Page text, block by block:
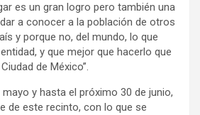
es un gran logro pero también una
a conocer a la población de otros
y porque no, del mundo, lo que
y que mejor que hacerlo que
de México”.
y hasta el próximo 30 de junio,
de este recinto, con lo que se